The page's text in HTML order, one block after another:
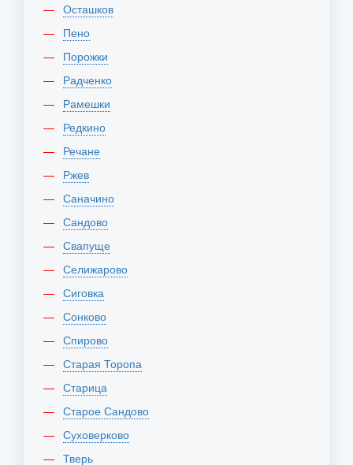
Осташков
Пено
Порожки
Радченко
Рамешки
Редкино
Речане
Ржев
Саначино
Сандово
Свапуще
Селижарово
Сиговка
Сонково
Спирово
Старая Торопа
Старица
Старое Сандово
Суховерково
Тверь